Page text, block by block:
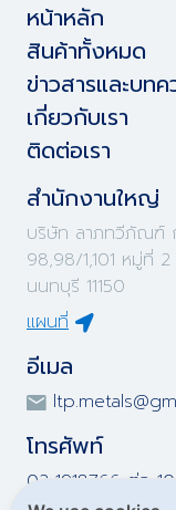
หน้าหลัก
สินค้าทั้งหมด
ข่าวสารและบทค
เกี่ยวกับเรา
ติดต่อเรา
สำนักงานใหญ่
บริษัท ลาภทวีภัณฑ์
98,98/1,101 หมู่ที่
นนทบุรี 11150
แผนที่
อีเมล
โทรศัพท์
02-1918766 ต่อ 10